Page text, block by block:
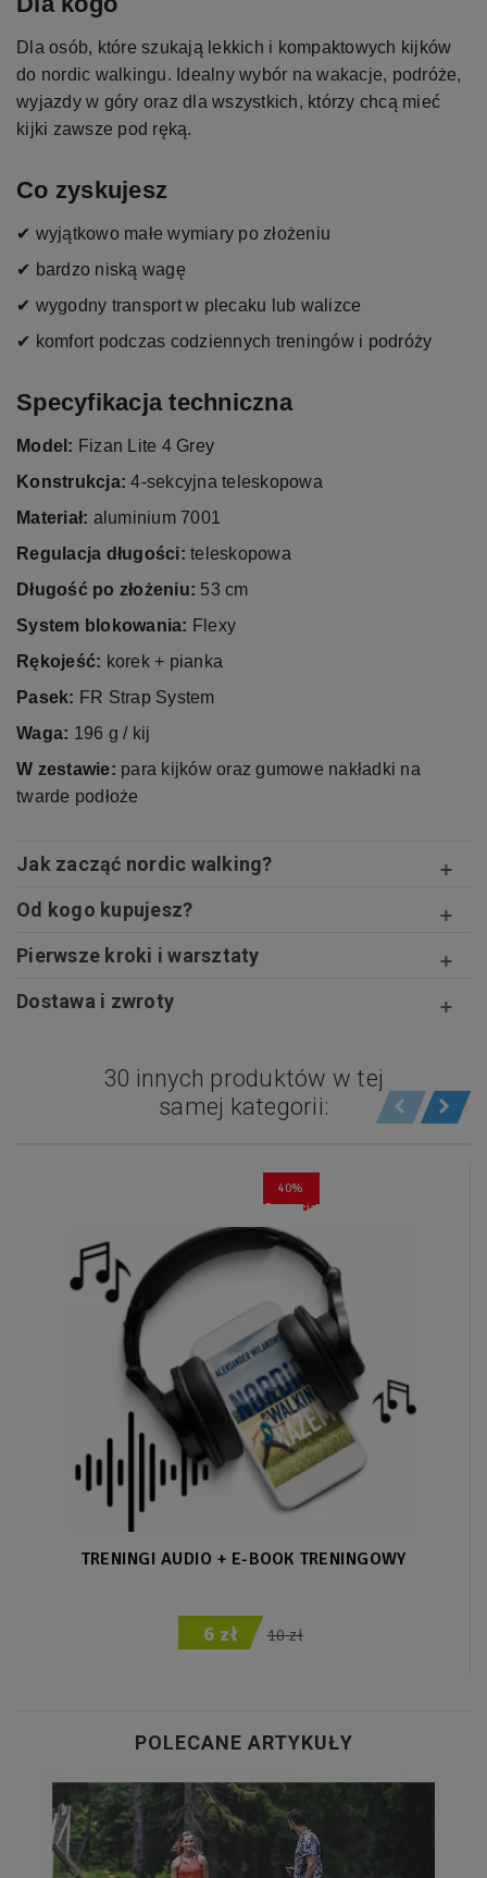
Dla osób, które szukają lekkich i kompaktowych kijków
do nordic walkingu. Idealny wybór na wakacje, podróże,
wyjazdy w góry oraz dla wszystkich, którzy chcą mieć
kijki zawsze pod ręką.
Co zyskujesz
✔ wyjątkowo małe wymiary po złożeniu
✔ bardzo niską wagę
✔ wygodny transport w plecaku lub walizce
✔ komfort podczas codziennych treningów i podróży
Specyfikacja techniczna
Model: Fizan Lite 4 Grey
Konstrukcja: 4-sekcyjna teleskopowa
Materiał: aluminium 7001
Regulacja długości: teleskopowa
Długość po złożeniu: 53 cm
System blokowania: Flexy
Rękojeść: korek + pianka
Pasek: FR Strap System
Waga: 196 g / kij
W zestawie: para kijków oraz gumowe nakładki na
twarde podłoże
Jak zacząć nordic walking?
Od kogo kupujesz?
Pierwsze kroki i warsztaty
Dostawa i zwroty
30 innych produktów w tej
samej kategorii:
40%
Promocja
TRENINGI AUDIO + E-BOOK TRENINGOWY
6 zł 10 zł
POLECANE ARTYKUŁY